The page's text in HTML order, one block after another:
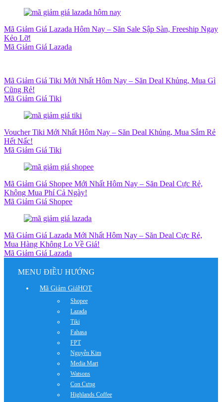
Mã Giảm Giá Lazada Hôm Nay – Săn Sale Sập Sàn, Freeship Ngay
Kẻo Lỡ!
Mã Giảm Giá Lazada
Mã Giảm Giá Tiki Mới Nhất Hôm Nay – Săn Deal Khủng, Mua Gì
Cũng Rẻ!
Mã Giảm Giá Tiki
Voucher Tiki Mới Nhất Hôm Nay – Săn Deal Khủng, Mua Sắm Rẻ
Hết Nấc!
Mã Giảm Giá Tiki
Mã Giảm Giá Shopee Mới Nhất Hôm Nay – Săn Deal Cực Rẻ,
Không Mua Phí Cả Ngày!
Mã Giảm Giá Shopee
Mã Giảm Giá Lazada Mới Nhất Hôm Nay – Săn Deal Cực Rẻ,
Mua Hàng Không Lo Về Giá!
Mã Giảm Giá Lazada
MENU ĐIỀU HƯỚNG
Mã Giảm GiáHOT
Shopee
Lazada
Tiki
Fahasa
FPT
Nguyễn Kim
Media Mart
Watsons
Con Cưng
Highlands Coffee